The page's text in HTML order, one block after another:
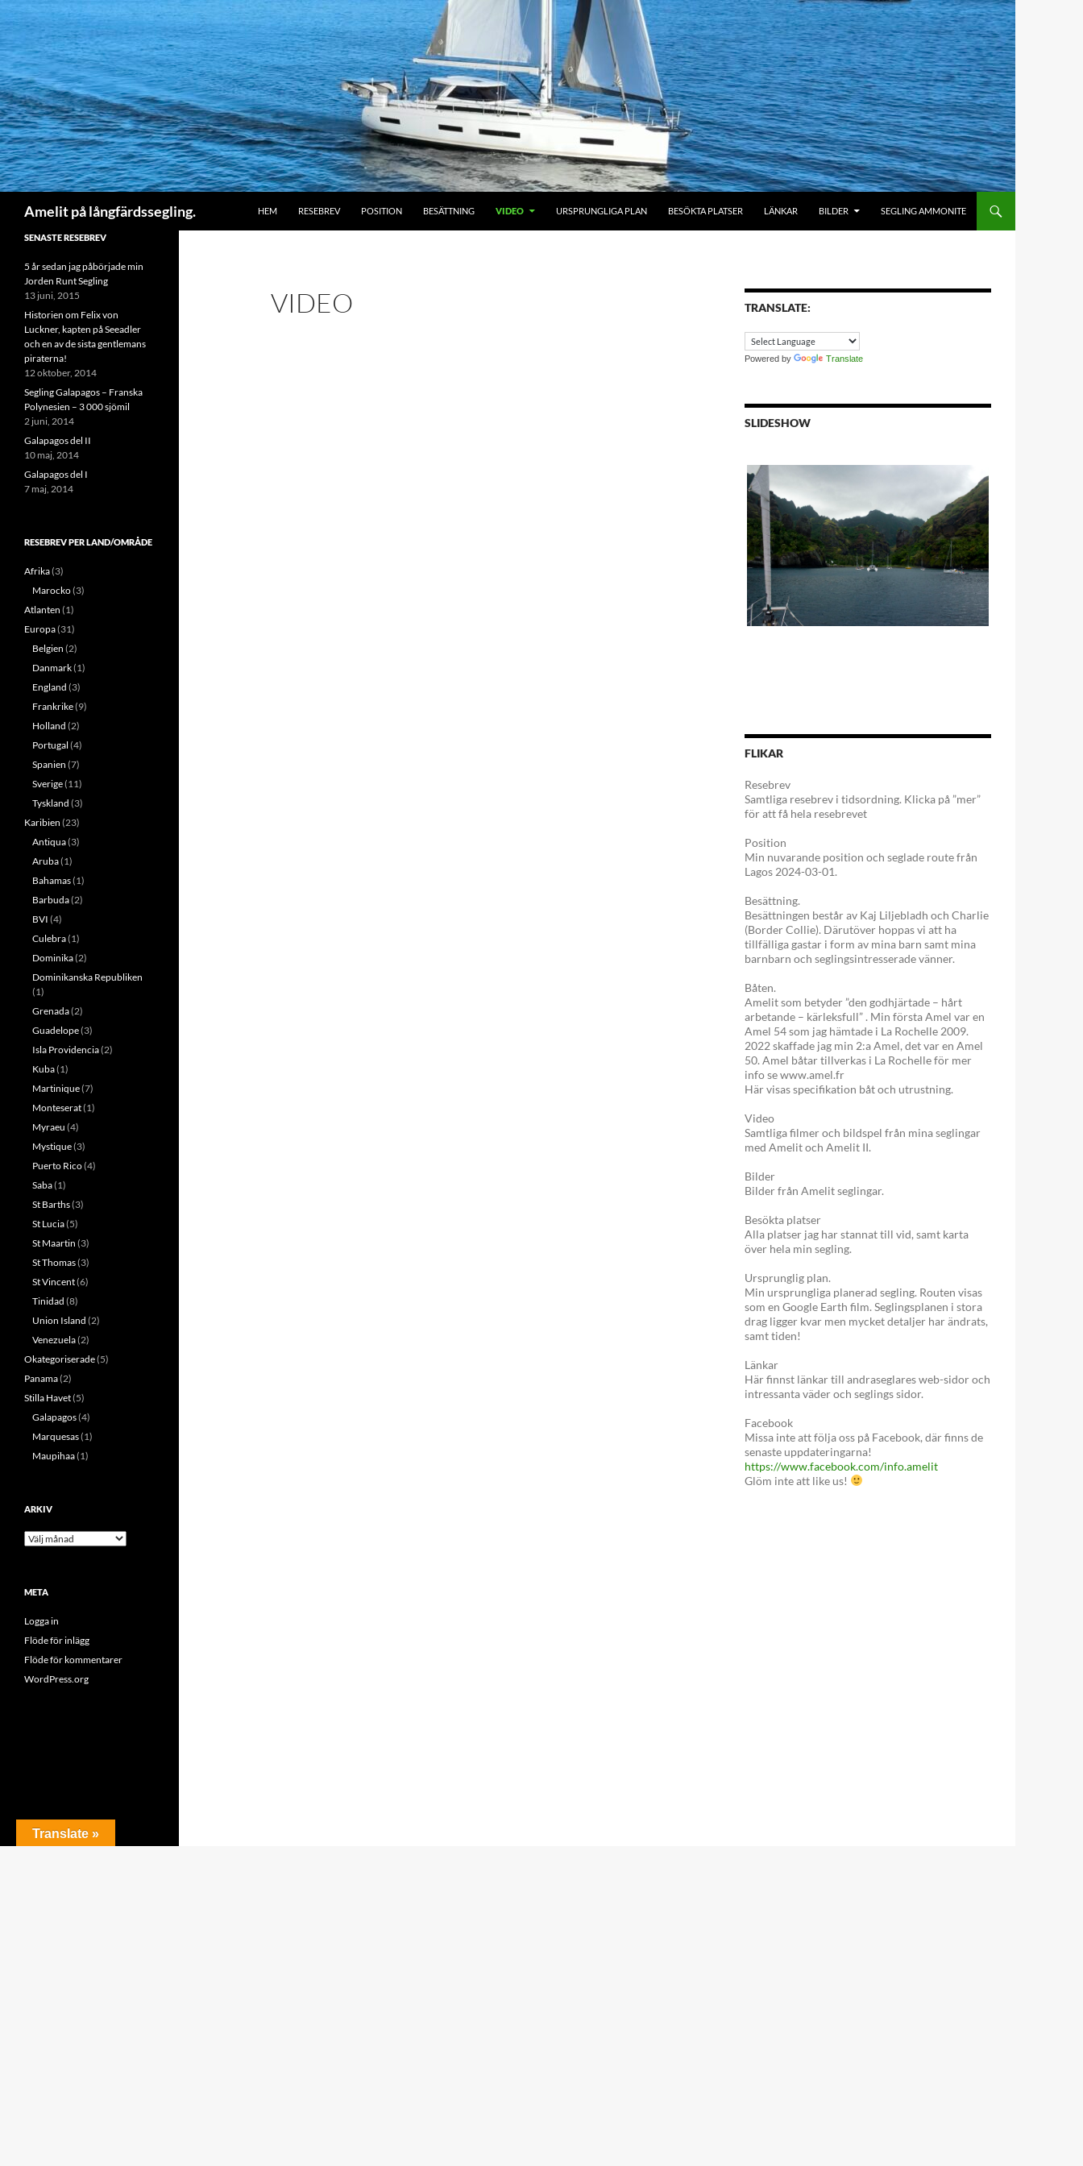
Amelit på långfärdssegling.
HEM
RESEBREV POSITION BESÄTTNING VIDEO URSPRUNGLIGA PLAN BESÖKTA PLATSER LÄNKAR BILDER SEGLING AMMONITE
VIDEO TRANSLATE:
Powered by Translate
SLIDESHOW
FLIKAR
Resebrev
Samtliga resebrev i tidsordning. Klicka på ”mer”
för att få hela resebrevet
Position
Min nuvarande position och seglade route från
Lagos 2024-03-01.
Besättning.
Besättningen består av Kaj Liljebladh och Charlie
(Border Collie). Därutöver hoppas vi att ha
tillfälliga gastar i form av mina barn samt mina
barnbarn och seglingsintresserade vänner.
Båten.
Amelit som betyder ”den godhjärtade – hårt
arbetande – kärleksfull” . Min första Amel var en
Amel 54 som jag hämtade i La Rochelle 2009.
2022 skaffade jag min 2:a Amel, det var en Amel
50. Amel båtar tillverkas i La Rochelle för mer
info se www.amel.fr
Här visas specifikation båt och utrustning.
Video
Samtliga filmer och bildspel från mina seglingar
med Amelit och Amelit II.
Bilder
Bilder från Amelit seglingar.
Besökta platser
Alla platser jag har stannat till vid, samt karta
över hela min segling.
Ursprunglig plan.
Min ursprungliga planerad segling. Routen visas
som en Google Earth film. Seglingsplanen i stora
drag ligger kvar men mycket detaljer har ändrats,
samt tiden!
Länkar
Här finnst länkar till andraseglares web-sidor och
intressanta väder och seglings sidor.
Facebook
Missa inte att följa oss på Facebook, där finns de
senaste uppdateringarna!
https://www.facebook.com/info.amelit
Glöm inte att like us!
SENASTE RESEBREV
5 år sedan jag påbörjade min
Jorden Runt Segling
13 juni, 2015
Historien om Felix von
Luckner, kapten på Seeadler
och en av de sista gentlemans
piraterna!
12 oktober, 2014
Segling Galapagos – Franska
Polynesien – 3 000 sjömil
2 juni, 2014
Galapagos del II
10 maj, 2014
Galapagos del I
7 maj, 2014
RESEBREV PER LAND/OMRÅDE
Afrika(3)
Marocko(3)
Atlanten (1)
Europa(31)
Belgien (2)
Danmark(1)
England (3)
Frankrike(9)
Holland (2)
Portugal (4)
Spanien (7)
Sverige(11)
Tyskland (3)
Karibien (23)
Antiqua(3)
Aruba(1)
Bahamas(1)
Barbuda(2)
BVI (4)
Culebra(1)
Dominika(2)
Dominikanska Republiken
(1)
Grenada(2)
Guadelope(3)
Isla Providencia(2)
Kuba(1)
Martinique(7)
Monteserat(1)
Myraeu (4)
Mystique(3)
Puerto Rico(4)
Saba(1)
St Barths(3)
St Lucia(5)
St Maartin (3)
St Thomas(3)
St Vincent(6)
Tinidad (8)
Union Island (2)
Venezuela(2)
Okategoriserade(5)
Panama(2)
Stilla Havet(5)
Galapagos(4)
Marquesas(1)
Maupihaa(1)
ARKIV
Arkiv
META
Logga in
Flöde för inlägg
Flöde för kommentarer
WordPress.org
Translate »